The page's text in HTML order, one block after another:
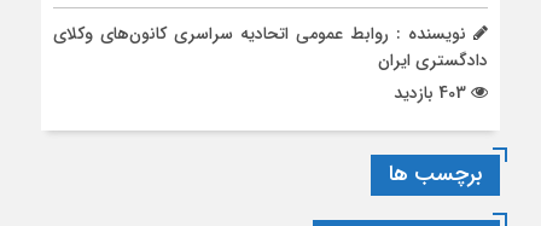
نویسنده : روابط عمومی اتحادیه سراسری کانون‌های وکلای
دادگستری ایران
برچسب ها